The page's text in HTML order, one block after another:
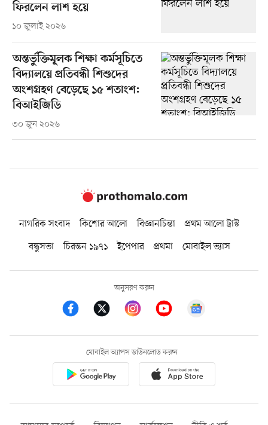
ফিরলেন লাশ হয়ে
১০ জুলাই ২০২৬
অন্তর্ভুক্তিমূলক শিক্ষা কর্মসূচিতে
বিদ্যালয়ে প্রতিবন্ধী শিশুদের
অংশগ্রহণ বেড়েছে ১৫ শতাংশ:
বিআইজিডি
৩০ জুন ২০২৬
নাগরিক সংবাদ কিশোর আলো বিজ্ঞানচিন্তা
প্রথম আলো ট্রাস্ট
বন্ধুসভা
চিরন্তন ১৯৭১ ইপেপার প্রথমা মোবাইল ভ্যাস
অনুসরণ করুন
মোবাইল অ্যাপস ডাউনলোড করুন